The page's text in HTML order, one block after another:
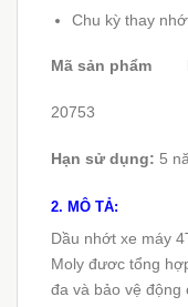
Chu kỳ thay
Mã sản phẩm
20753
Hạn sử dụng: 5
2. MÔ TẢ:
Dầu nhớt xe máy
Moly đươc tổng
đa và bảo vệ động